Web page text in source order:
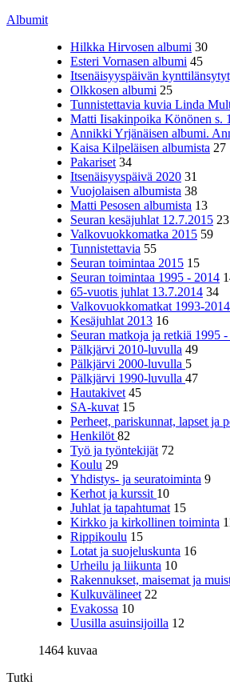
Albumit
Hilkka Hirvosen albumi 30
Esteri Vornasen albumi 45
Itsenäisyyspäivän
Olkkosen albumi 25
Tunnistettavia kuvia Linda
Matti Iisakinpoika Könönen s.
Annikki Yrjänäisen albumi.
Kaisa Kilpeläisen albumista 27
Pakariset 34
Itsenäisyyspäivä 2020 31
Vuojolaisen albumista 38
Matti Pesosen albumista 13
Seuran kesäjuhlat 12.7.2015 23
Valkovuokkomatka 2015 59
Tunnistettavia 55
Seuran toimintaa 2015 15
Seuran toimintaa 1995 - 2014
65-vuotis juhlat 13.7.2014 34
Valkovuokkomatkat 1993-2014
Kesäjuhlat 2013 16
Seuran matkoja ja retkiä 1995
Pälkjärvi 2010-luvulla 49
Pälkjärvi 2000-luvulla 5
Pälkjärvi 1990-luvulla 47
Hautakivet 45
SA-kuvat 15
Perheet, pariskunnat, lapset ja
Henkilöt 82
Työ ja työntekijät 72
Koulu 29
Yhdistys- ja seuratoiminta 9
Kerhot ja kurssit 10
Juhlat ja tapahtumat 15
Kirkko ja kirkollinen toiminta
Rippikoulu 15
Lotat ja suojeluskunta 16
Urheilu ja liikunta 10
Rakennukset, maisemat ja
Kulkuvälineet 22
Evakossa 10
Uusilla asuinsijoilla 12
1464 kuvaa
Tutki